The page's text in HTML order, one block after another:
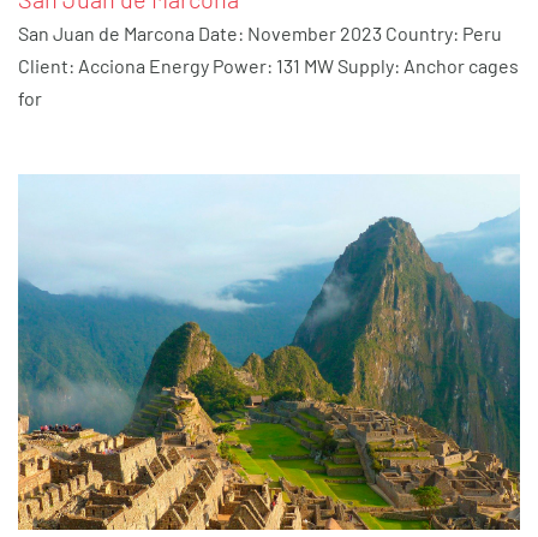
San Juan de Marcona Date: November 2023 Country: Peru
Client: Acciona Energy Power: 131 MW Supply: Anchor cages
for